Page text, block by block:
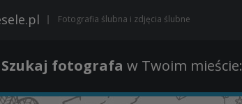
Fotografia ślubna i zdjęcia ślubne
Szukaj fotografa w Twoim mieście: